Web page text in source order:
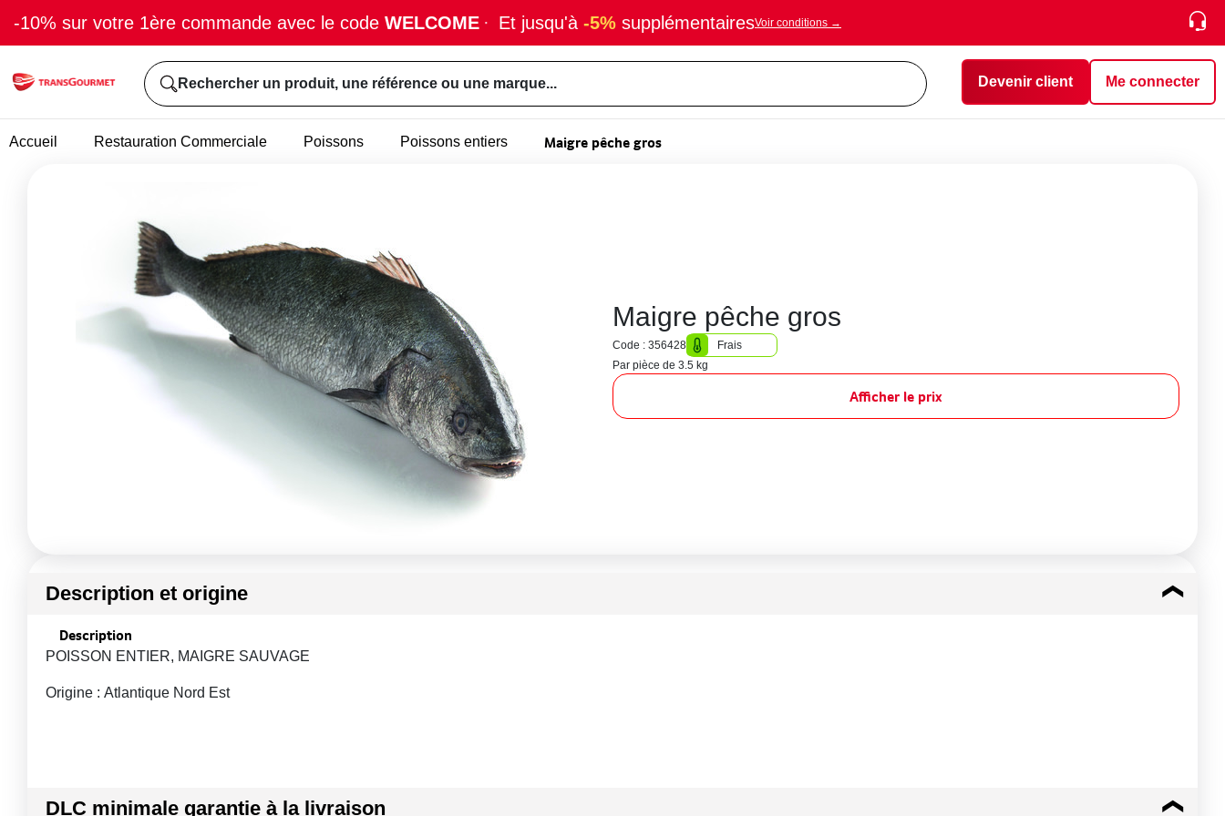
-10% sur votre 1ère commande avec le code WELCOME · Et jusqu'à -5% supplémentairesVoir conditions →
Rechercher un produit, une référence ou une marque... Devenir client Me connecter
Accueil Restauration Commerciale Poissons Poissons entiers Maigre pêche gros
Maigre pêche gros
Code : 356428
Frais
Par pièce de 3.5 kg
Afficher le prix
Description et origine
Description
POISSON ENTIER, MAIGRE SAUVAGE
Origine : Atlantique Nord Est
DLC minimale garantie à la livraison